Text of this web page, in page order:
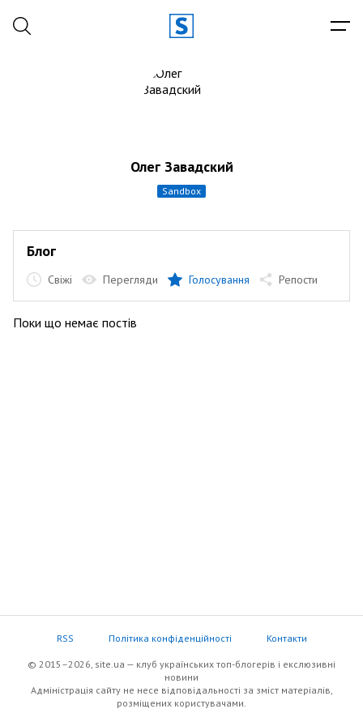
Олег Завадский
sandbox
Блог
Свіжі Перегляди Голосування Репости
Поки що немає постів
RSS Політика конфіденційності Контакти
© 2015–2026, site.ua — клуб українських топ-блогерів i екслюзивнi
новини
Адміністрація сайту не несе відповідальності за зміст матеріалів,
розміщених користувачами.